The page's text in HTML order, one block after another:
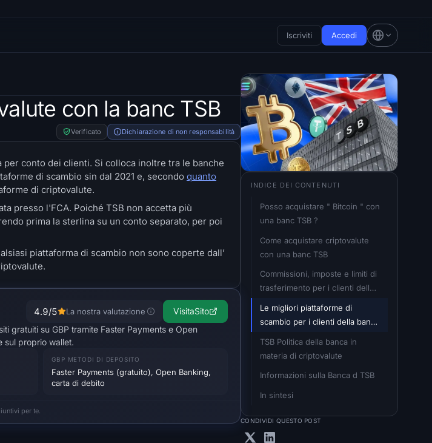
Iscriviti Accedi
con la banc TSB
Verificato Dichiarazione di non responsabilità
conto dei clienti. Si colloca inoltre tra le banche
di scambio sin dal 2021 e, secondo quanto
di criptovalute.
presso l'FCA. Poiché TSB non accetta più
prima la sterlina su un conto separato, per poi
piattaforma di scambio non sono coperte dall’
4.9/5 La nostra valutazione VisitaSito
gratuiti su GBP tramite Faster Payments e Open
sul proprio wallet.
GBP METODI DI DEPOSITO
Faster Payments (gratuito), Open Banking,
carta di debito
per te.
INDICE DEI CONTENUTI
Posso acquistare " Bitcoin " con
una banc TSB ?
Come acquistare criptovalute
con una banc TSB
Commissioni, imposte e limiti di
trasferimento per i clienti della
Le migliori piattaforme di
scambio per i clienti della banca
TSB Politica della banca in
materia di criptovalute
Informazioni sulla Banca d TSB
In sintesi
CONDIVIDI QUESTO POST